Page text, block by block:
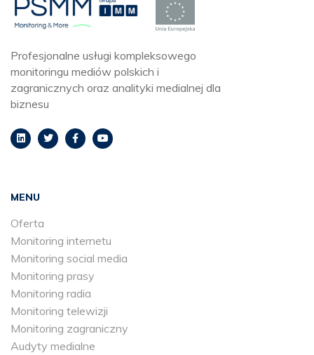
Profesjonalne usługi kompleksowego
monitoringu mediów polskich i
zagranicznych oraz analityki medialnej dla
biznesu
MENU
Oferta
Monitoring internetu
Monitoring social media
Monitoring prasy
Monitoring radia
Monitoring telewizji
Monitoring zagraniczny
Audyty medialne